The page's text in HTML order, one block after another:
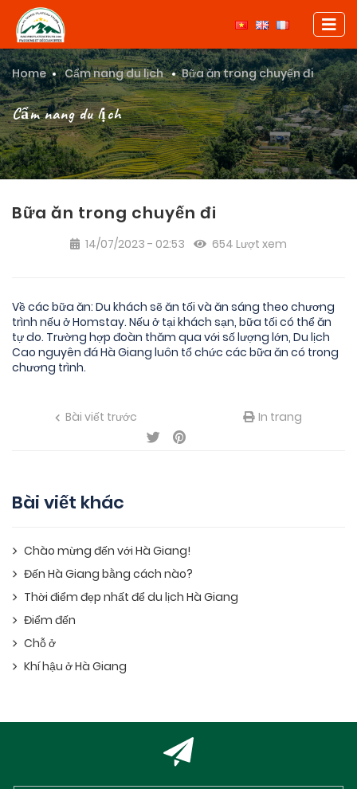
Home Cẩm nang du lịch Bữa ăn trong chuyến đi
Cẩm nang du lịch
Bữa ăn trong chuyến đi
14/07/2023 - 02:53 654 Lượt xem
Về các bữa ăn: Du khách sẽ ăn tối và ăn sáng theo chương
trình nếu ở Homstay. Nếu ở tại khách sạn, bữa tối có thể ăn
tự do. Trường hợp đoàn thăm qua với số lượng lớn, Du lịch
Cao nguyên đá Hà Giang luôn tổ chức các bữa ăn có trong
chương trình.
Bài viết trước In trang
Bài viết khác
Chào mừng đến với Hà Giang!
Đến Hà Giang bằng cách nào?
Thời điểm đẹp nhất để du lịch Hà Giang
Điểm đến
Chỗ ở
Khí hậu ở Hà Giang